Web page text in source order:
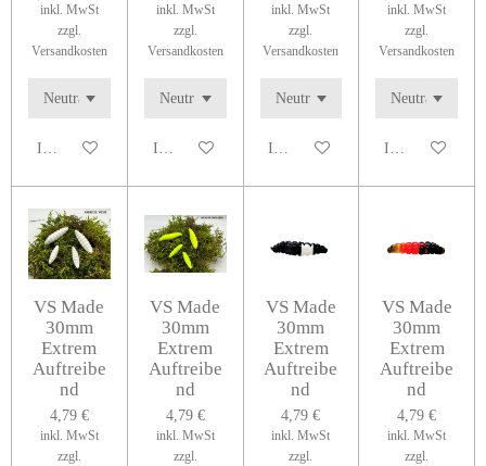
inkl. MwSt
zzgl.
Versandkosten
In den Warenkorb
inkl. MwSt
zzgl.
Versandkosten
In den Warenkorb
inkl. MwSt
zzgl.
Versandkosten
In den Warenkorb
inkl. MwSt
zzgl.
Versandkosten
In den
VS Made
30mm
Extrem
Auftreibe
nd
4,79 €
inkl. MwSt
zzgl.
VS Made
30mm
Extrem
Auftreibe
nd
4,79 €
inkl. MwSt
zzgl.
VS Made
30mm
Extrem
Auftreibe
nd
4,79 €
inkl. MwSt
zzgl.
VS Made
30mm
Extrem
Auftreibe
nd
4,79 €
inkl. MwSt
zzgl.